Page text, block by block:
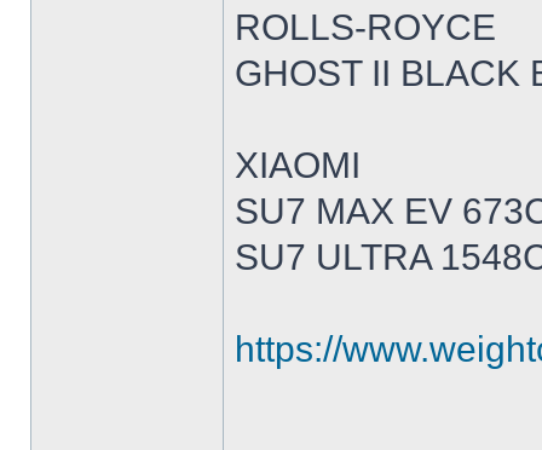
ROLLS-ROYCE
GHOST II BLACK
XIAOMI
SU7 MAX EV
SU7 ULTRA
https://